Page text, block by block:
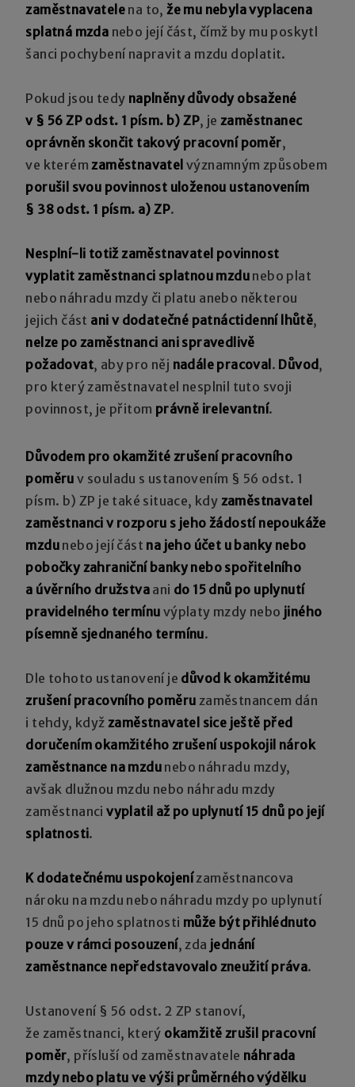
zaměstnavatele na to,že mu nebyla vyplacena
splatná mzda nebo její část, čímž by mu poskytl
šanci pochybení napravit a mzdu doplatit.
Pokud jsou tedy naplněny důvody obsažené
v § 56 ZP odst. 1 písm. b) ZP, jezaměstnanec
oprávněn skončit takový pracovní poměr,
ve kterémzaměstnavatelvýznamným způsobem
porušil svou povinnost uloženou ustanovením
§ 38 odst. 1 písm. a) ZP.
Nesplní-li totiž zaměstnavatel povinnost
vyplatit zaměstnanci splatnou mzdu nebo plat
nebo náhradu mzdy či platu anebo některou
jejich část ani v dodatečné patnáctidenní lhůtě,
nelze po zaměstnanci ani spravedlivě
požadovat, aby pro něj nadále pracoval . Důvod ,
pro který zaměstnavatel nesplnil tuto svoji
povinnost, je přitom právně irelevantní.
Důvodem pro okamžité zrušení pracovního
poměru v souladu s ustanovením § 56 odst. 1
písm. b) ZP je také situace, kdy zaměstnavatel
zaměstnanci v rozporu s jeho žádostí nepoukáže
mzdu nebo její část na jeho účet u banky nebo
pobočky zahraniční banky nebo spořitelního
a úvěrního družstva ani do 15 dnů po uplynutí
pravidelného termínu výplaty mzdy nebo jiného
písemně sjednaného termínu.
Dle tohoto ustanovení je důvod k okamžitému
zrušení pracovního poměru zaměstnancem dán
i tehdy, kdyžzaměstnavatel sice ještě před
doručením okamžitého zrušení uspokojil nárok
zaměstnance na mzdu nebo náhradu mzdy,
avšak dlužnou mzdu nebo náhradu mzdy
zaměstnancivyplatil až po uplynutí 15 dnů po její
splatnosti.
K dodatečnému uspokojenízaměstnancova
nároku na mzdu nebo náhradu mzdy po uplynutí
15 dnů po jeho splatnosti může být přihlédnuto
pouze v rámci posouzení, zda jednání
zaměstnance nepředstavovalo zneužití práva.
Ustanovení § 56 odst. 2 ZP stanoví,
že zaměstnanci, který okamžitě zrušil pracovní
poměr, přísluší od zaměstnavatele náhrada
mzdy nebo platu ve výši průměrného výdělku